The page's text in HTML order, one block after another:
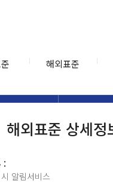
해외표준
해외표준 상세정
:
알림서비스